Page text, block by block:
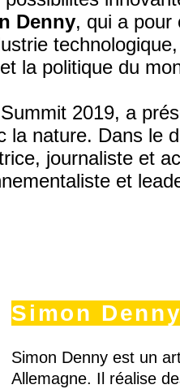
Denny, qui a pour
la politique du
2019, a
la nature. Dans le
journaliste et
et
Simon Denny
Simon Denny est un
Allemagne. Il réalise